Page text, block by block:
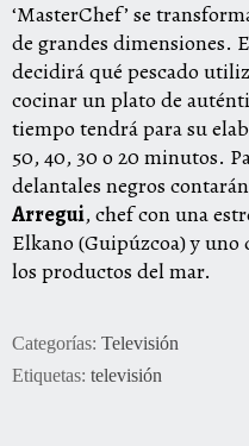
‘MasterChef’ se
de grandes dimensiones.
decidirá qué pescado
cocinar un plato de
tiempo tendrá para su
50, 40, 30 o 20 minutos.
delantales negros
Arregui, chef con una
Elkano (Guipúzcoa) y uno
los productos del mar.
Categorías: Televisión
Etiquetas: televisión